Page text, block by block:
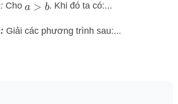
: Cho a >b . Khi đó ta có:...
Giải các phương trình sau:...